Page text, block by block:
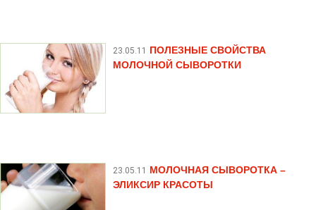
23.05.11 ПОЛЕЗНЫЕ СВОЙСТВА
МОЛОЧНОЙ СЫВОРОТКИ
23.05.11 МОЛОЧНАЯ СЫВОРОТКА –
ЭЛИКСИР КРАСОТЫ